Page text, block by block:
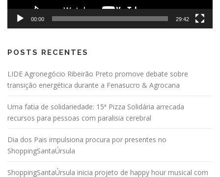
00:00 29:42
POSTS RECENTES
LIDE Agronegócio Ribeirão Preto promove debate sobre
transição energética durante a Fenasucro & Agrocana
Uma fatia de solidariedade: 15ª Pizza Solidária arrecada
recursos para pessoas com paralisia cerebral
Dia dos Pais impulsiona procura por presentes no
ShoppingSantaÚrsula
ShoppingSantaÚrsula inicia projeto de happy hour musical com